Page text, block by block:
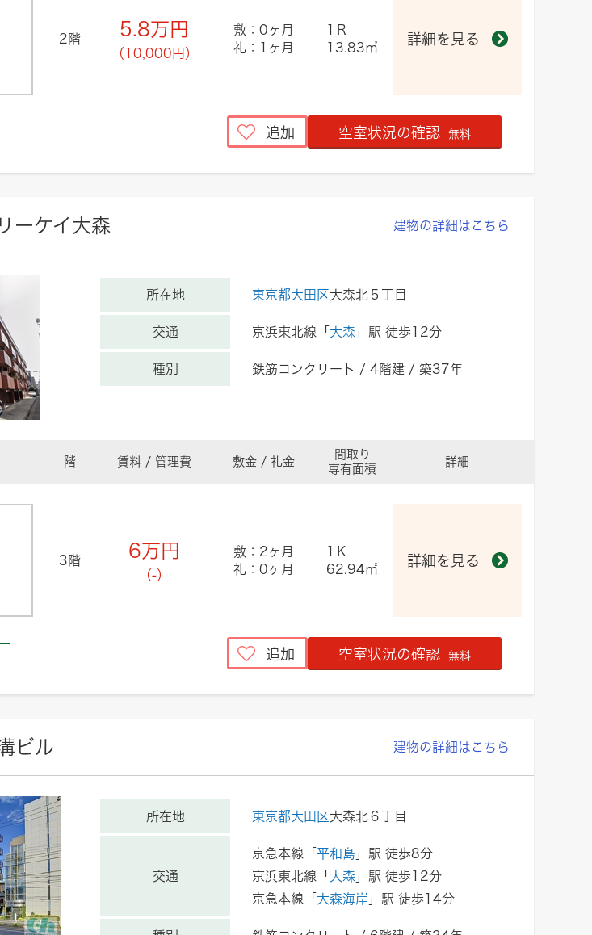
2階 5.8万円
（10,000円）
敷：0ヶ月
礼：1ヶ月
1Ｒ
13.83㎡
詳細を見る
追加 空室状況の確認 無料
ーケイ大森 建物の詳細はこちら
所在地 東京都大田区大森北５丁目
交通 京浜東北線「 大森 」駅 徒歩12分
種別 鉄筋コンクリート / 4階建 / 築37年
階 賃料 / 管理費 敷金 / 礼金
間取り
専有面積
詳細
3階 6万円
（-）
敷：2ヶ月
礼：0ヶ月
1Ｋ
62.94㎡
詳細を見る
追加 空室状況の確認 無料
ビル 建物の詳細はこちら
所在地 東京都大田区大森北６丁目
交通
京急本線「 平和島 」駅 徒歩8分
京浜東北線「 大森 」駅 徒歩12分
京急本線「 大森海岸 」駅 徒歩14分